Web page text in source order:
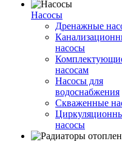
Насосы
Дренажные
насосы
насосам
Насосы для
водоснабжения
Скваженные
насосы